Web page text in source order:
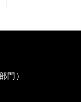
門）